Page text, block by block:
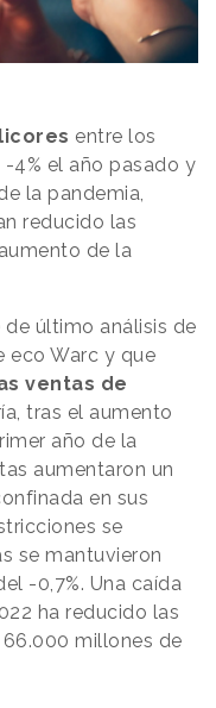
entre los
4% el año pasado y
la pandemia,
reducido las
de la
de último análisis de
eco Warc y que
ventas de
tras el aumento
año de la
aumentaron un
en sus
se
se mantuvieron
-0,7%. Una caída
ha reducido las
millones de